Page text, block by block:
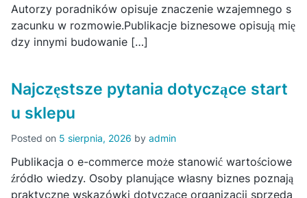
Autorzy poradników opisuje znaczenie wzajemnego s
zacunku w rozmowie.Publikacje biznesowe opisują mię
dzy innymi budowanie […]
Najczęstsze pytania dotyczące start
u sklepu
Posted on 5 sierpnia, 2026 by admin
Publikacja o e-commerce może stanowić wartościowe
źródło wiedzy. Osoby planujące własny biznes poznają
praktyczne wskazówki dotyczące organizacji sprzeda